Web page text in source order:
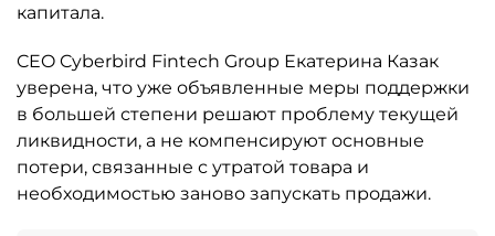
капитала.
CEO Cyberbird Fintech Group Екатерина Казак
уверена, что уже объявленные меры поддержки
в большей степени решают проблему текущей
ликвидности, а не компенсируют основные
потери, связанные с утратой товара и
необходимостью заново запускать продажи.